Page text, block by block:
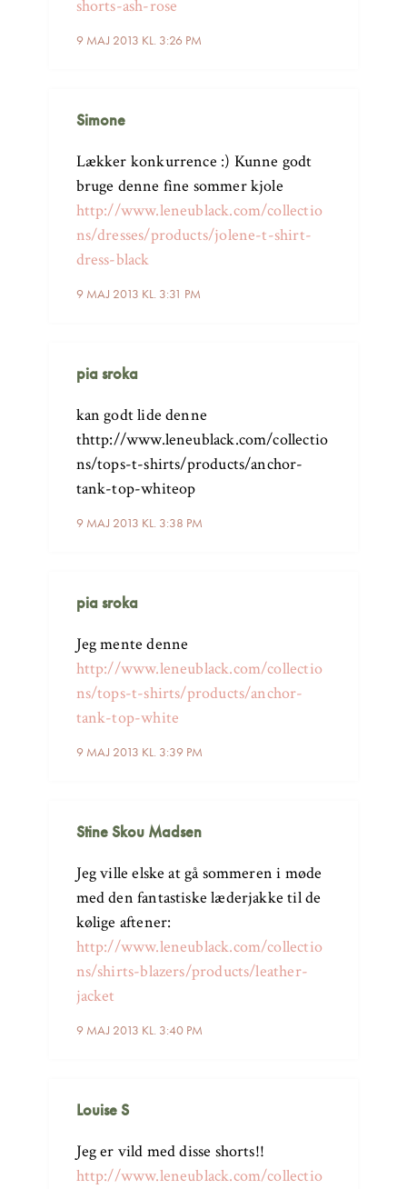
9 MAJ 2013 KL. 3:26 PM
shorts-ash-rose
Simone
9 MAJ 2013 KL. 3:31 PM
Lækker konkurrence :) Kunne godt
bruge denne fine sommer kjole
http://www.leneublack.com/collectio
ns/dresses/products/jolene-t-shirt-
dress-black
pia sroka
9 MAJ 2013 KL. 3:38 PM
kan godt lide denne
thttp://www.leneublack.com/collectio
ns/tops-t-shirts/products/anchor-
tank-top-whiteop
pia sroka
9 MAJ 2013 KL. 3:39 PM
Jeg mente denne
http://www.leneublack.com/collectio
ns/tops-t-shirts/products/anchor-
tank-top-white
Stine Skou Madsen
9 MAJ 2013 KL. 3:40 PM
Jeg ville elske at gå sommeren i møde
med den fantastiske læderjakke til de
kølige aftener:
http://www.leneublack.com/collectio
ns/shirts-blazers/products/leather-
jacket
Louise S
Jeg er vild med disse shorts!!
http://www.leneublack.com/collectio